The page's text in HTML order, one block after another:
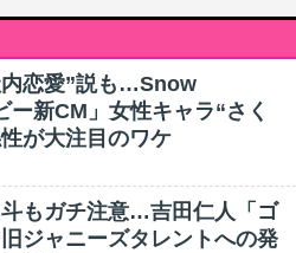
内恋愛”説も…Snow
ー新CM」女性キャラ“さく
が大注目のワケ
もガチ注意…吉田仁人「ゴ
ジャニーズタレントへの発